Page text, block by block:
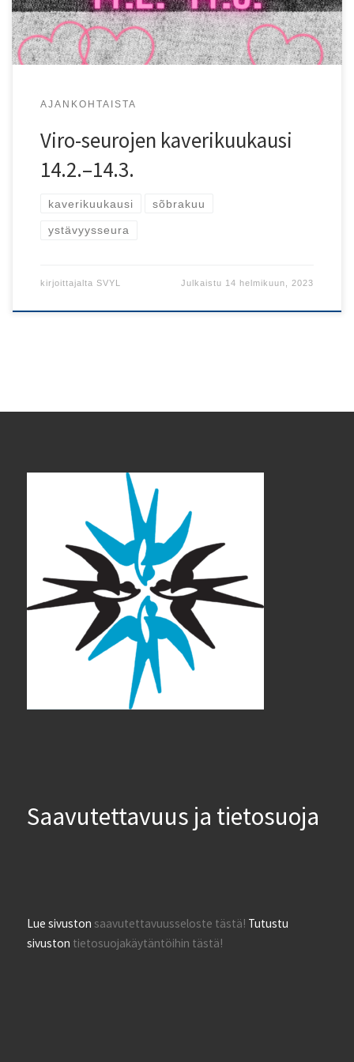
AJANKOHTAISTA
Viro-seurojen kaverikuukausi
14.2.–14.3.
kaverikuukausi sõbrakuu
ystävyysseura
kirjoittajalta SVYL Julkaistu 14 helmikuun, 2023
Saavutettavuus ja tietosuoja
Lue sivustonsaavutettavuusseloste tästä! Tutustu
sivuston tietosuojakäytäntöihin tästä!